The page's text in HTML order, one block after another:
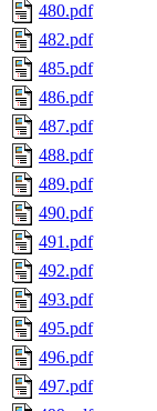
480.pdf
482.pdf
485.pdf
486.pdf
487.pdf
488.pdf
489.pdf
490.pdf
491.pdf
492.pdf
493.pdf
495.pdf
496.pdf
497.pdf